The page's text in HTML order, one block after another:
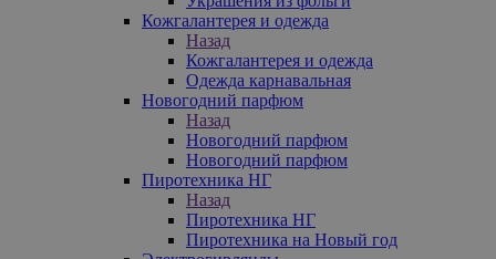
Кожгалантерея и одежда
Назад
Кожгалантерея и одежда
Одежда карнавальная
Новогодний парфюм
Назад
Новогодний парфюм
Новогодний парфюм
Пиротехника НГ
Назад
Пиротехника НГ
Пиротехника на Новый год